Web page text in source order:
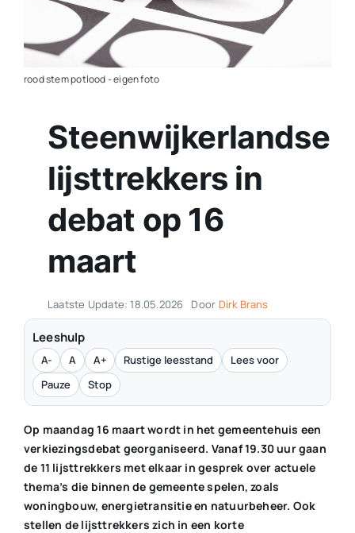
Plaats je eigen nieuws
rood stem potlood - eigen foto
Steenwijkerlandse
lijsttrekkers in
debat op 16
maart
Laatste Update: 18.05.2026 Door Dirk Brans
Leeshulp
A- A A+ Rustige leesstand
Lees voor
Pauze
Stop
Op maandag 16 maart wordt in het gemeentehuis een
verkiezingsdebat georganiseerd. Vanaf 19.30 uur gaan
de 11 lijsttrekkers met elkaar in gesprek over actuele
thema’s die binnen de gemeente spelen, zoals
woningbouw, energietransitie en natuurbeheer. Ook
stellen de lijsttrekkers zich in een korte